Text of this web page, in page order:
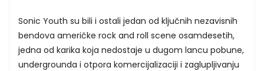
Sonic Youth su bili i ostali jedan od ključnih nezavisnih
bendova američke rock and roll scene osamdesetih,
jedna od karika koja nedostaje u dugom lancu pobune,
undergrounda i otpora komercijalizaciji i zaglupljivanju